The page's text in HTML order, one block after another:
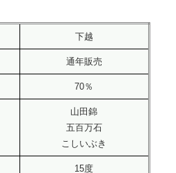
下越
通年販売
70％
山田錦
五百万石
こしいぶき
15度